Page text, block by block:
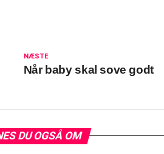
NÆSTE
Når baby skal sove godt
DU OGSÅ OM